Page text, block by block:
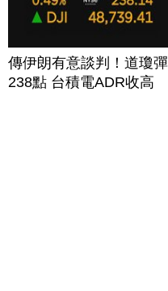
傳伊朗有意談判！道瓊彈
238點 台積電ADR收高